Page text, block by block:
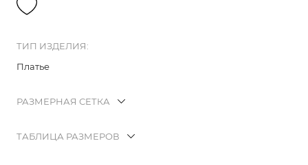
ТИП ИЗДЕЛИЯ:
Платье
РАЗМЕРНАЯ СЕТКА
ТАБЛИЦА РАЗМЕРОВ